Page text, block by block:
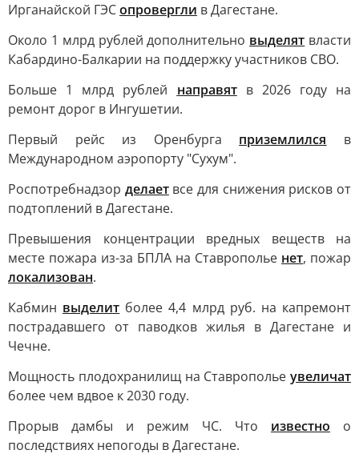
Ирганайской ГЭСопровергли в Дагестане.
Около 1 млрд рублей дополнительно выделят власти
Кабардино-Балкарии на поддержку участников СВО.
Больше 1 млрд рублей направятв 2026 году на
ремонт дорог в Ингушетии.
Первый рейс из Оренбурга приземлился в
Международном аэропорту "Сухум".
Роспотребнадзор делаетвсе для снижения рисков от
подтоплений в Дагестане.
Превышения концентрации вредных веществ на
месте пожара из-за БПЛА на Ставрополье нет, пожар
локализован.
Кабмин выделит более 4,4 млрд руб. на капремонт
пострадавшего от паводков жилья в Дагестане и
Чечне.
Мощность плодохранилищ на Ставрополье увеличат
более чем вдвое к 2030 году.
Прорыв дамбы и режим ЧС. Что известно о
последствиях непогоды в Дагестане.